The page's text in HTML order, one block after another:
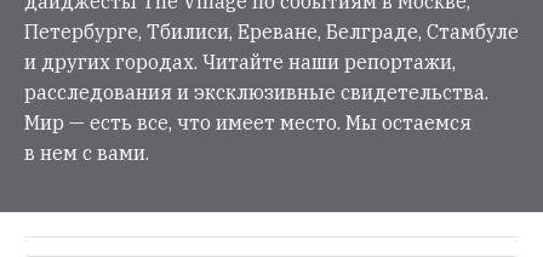
Петербурге, Тбилиси, Ереване, Белграде, Стамбуле
и других городах. Читайте наши репортажи,
расследования и эксклюзивные свидетельства.
Мир — есть все, что имеет место. Мы остаемся
в нем с вами.